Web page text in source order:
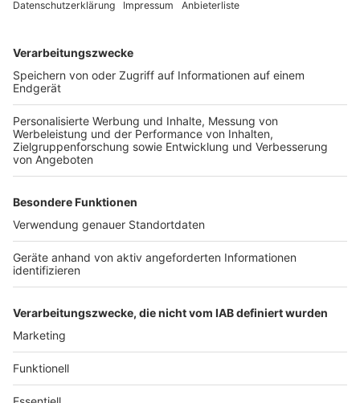
Ordnungsamt und der Polizei. Ziel ist es, das
Sicherheitsgefühl der Fahrgäste zu stärken und die
Aufenthaltsqualität in den U-Bahnhöfen zu erhöhen.
Anzeige
Anzeige
Weltkriegsbomben erfolgreich entschärft
Pläne für Olympia Rhein-Ruhr
Rheinufer-Tunnel soll sicherer werden
Anzeige